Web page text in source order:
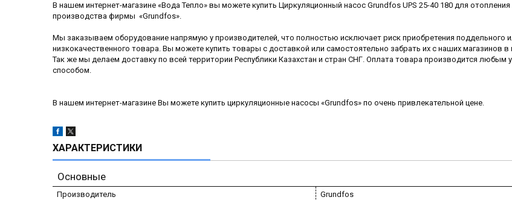
В нашем интернет-магазине «Вода Тепло» вы можете купить Циркуляционный насос Grundfos UPS 25-40 180 для
производства фирмы «Grundfos».
Мы заказываем оборудование напрямую у производителей, что полностью исключает риск приобретения поддельного
низкокачественного товара. Вы можете купить товары с доставкой или самостоятельно забрать их с наших магазинов
Так же мы делаем доставку по всей территории Республики Казахстан и стран СНГ. Оплата товара производится любым
способом.
В нашем интернет-магазине Вы можете купить циркуляционные насосы «Grundfos» по очень привлекательной цене.
ХАРАКТЕРИСТИКИ
Основные
Производитель
Grundfos